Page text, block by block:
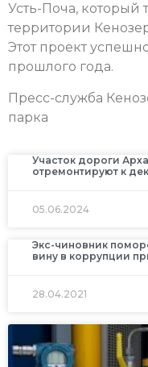
Усть-Поча, который
территории
Этот проект
прошлого года.
Пресс-служба
парка
Участок дороги
отремонтируют к
05.06.2024
Экс-чиновник
вину в коррупции
28.04.2021